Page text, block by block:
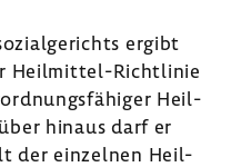
ergibt
Heilmittel-​Richtlinie
Heil­
hinaus darf er
der einzelnen Heil­